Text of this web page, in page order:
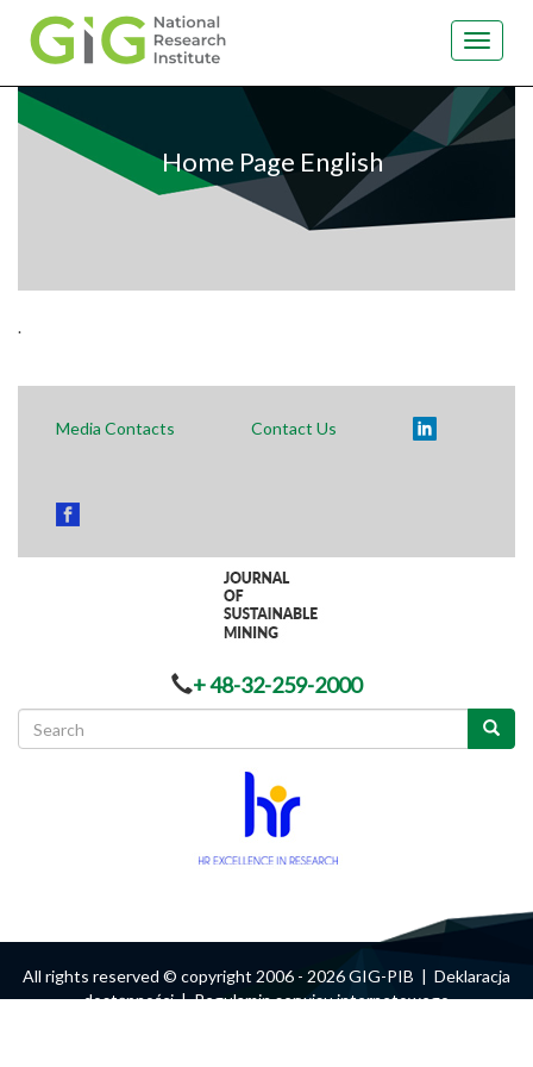
Skip
main
Toggle
Home Page English
.
Media Contacts Contact Us
+ 48-32-259-2000
Search
All rights reserved © copyright 2006 - 2026 GIG-PIB | Deklaracja
dostępności|Regulamin serwisu internetowego